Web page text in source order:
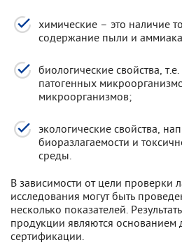
химические – это наличие
содержание пыли и
биологические свойства,
патогенных
микроорганизмов;
экологические свойства,
биоразлагаемости и
среды.
В зависимости от цели проверки
исследования могут быть
несколько показателей.
продукции являются основанием
сертификации.